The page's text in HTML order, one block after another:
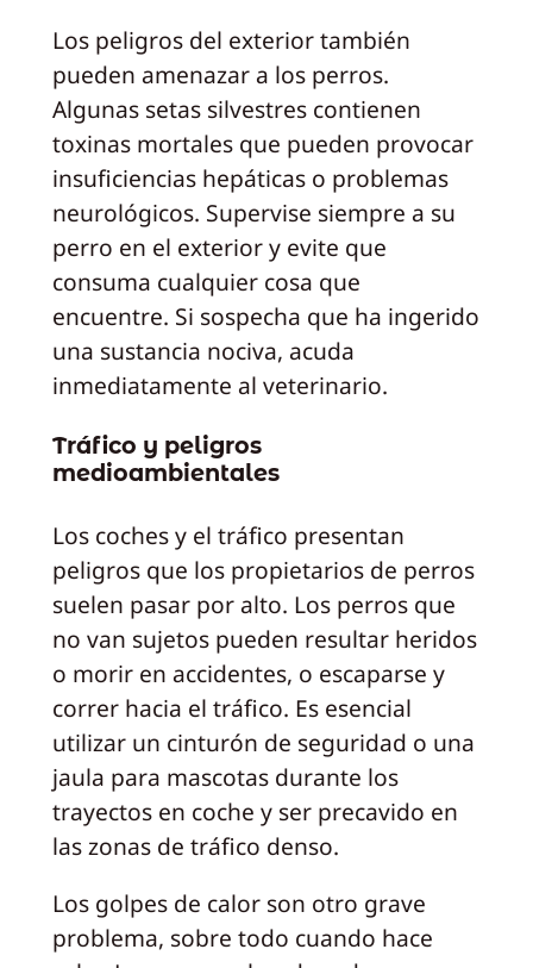
Los peligros del exterior también
pueden amenazar a los perros.
Algunas setas silvestres contienen
toxinas mortales que pueden provocar
insuficiencias hepáticas o problemas
neurológicos. Supervise siempre a su
perro en el exterior y evite que
consuma cualquier cosa que
encuentre. Si sospecha que ha ingerido
una sustancia nociva, acuda
inmediatamente al veterinario.
Tráfico y peligros
medioambientales
Los coches y el tráfico presentan
peligros que los propietarios de perros
suelen pasar por alto. Los perros que
no van sujetos pueden resultar heridos
o morir en accidentes, o escaparse y
correr hacia el tráfico. Es esencial
utilizar un cinturón de seguridad o una
jaula para mascotas durante los
trayectos en coche y ser precavido en
las zonas de tráfico denso.
Los golpes de calor son otro grave
problema, sobre todo cuando hace